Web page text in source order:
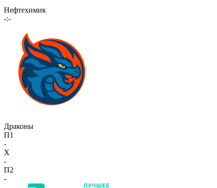
Нефтехимик
-:-
Драконы
П1
-
X
-
П2
-